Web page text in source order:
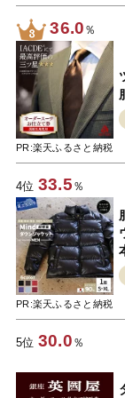
36.0 ％
PR:楽天ふるさと納税
4位 33.5 ％
PR:楽天ふるさと納税
5位 30.0 ％